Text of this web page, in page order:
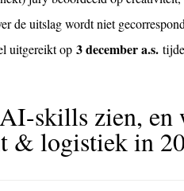
de uitslag wordt niet
uitgereikt op 3 december a.s.
skills zien, en
& logistiek in